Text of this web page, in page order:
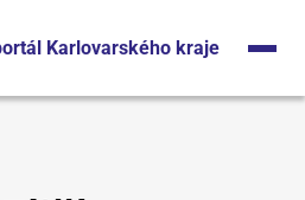
Karlovarského kraje